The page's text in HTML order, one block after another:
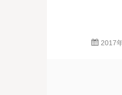
2017